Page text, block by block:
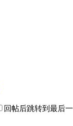
回帖后跳转到最后